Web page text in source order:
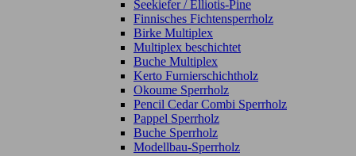
Seekiefer / Elliotis-Pine
Finnisches Fichtensperrholz
Birke Multiplex
Multiplex beschichtet
Buche Multiplex
Kerto Furnierschichtholz
Okoume Sperrholz
Pencil Cedar Combi Sperrholz
Pappel Sperrholz
Buche Sperrholz
Modellbau-Sperrholz